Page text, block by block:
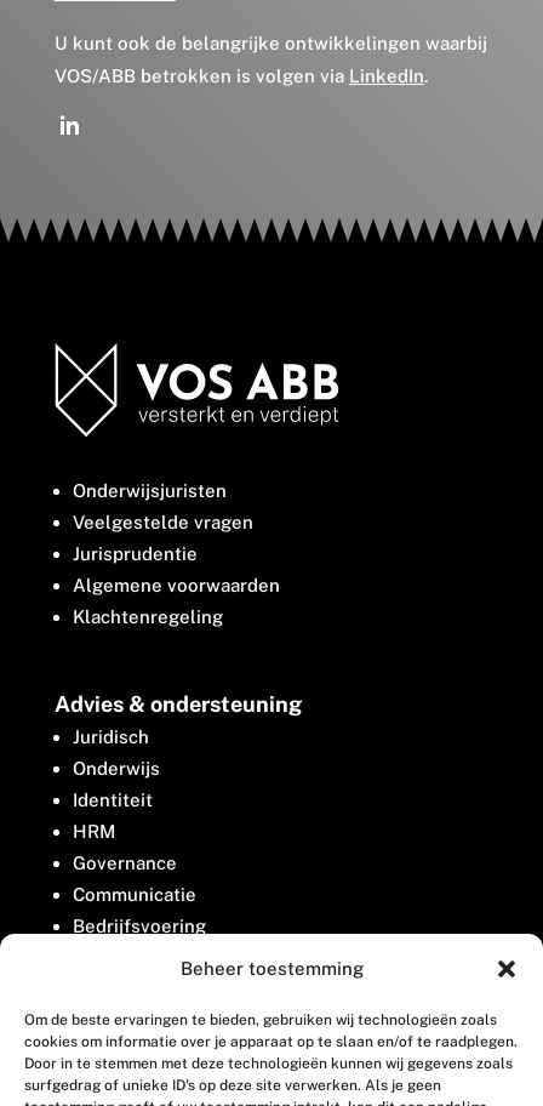
Beheer toestemming
Om de beste ervaringen te bieden, gebruiken wij technologieën zoals
cookies om informatie over je apparaat op te slaan en/of te raadplegen.
Door in te stemmen met deze technologieën kunnen wij gegevens zoals
surfgedrag of unieke ID's op deze site verwerken. Als je geen
U kunt ook de belangrijke ontwikkelingen waarbij
VOS/ABB betrokken is volgen via LinkedIn.
Onderwijsjuristen
Veelgestelde vragen
Jurisprudentie
Algemene voorwaarden
Klachtenregeling
Advies & ondersteuning
Juridisch
Onderwijs
Identiteit
HRM
Governance
Communicatie
Bedrijfsvoering
Belangenbehartiging
Contact